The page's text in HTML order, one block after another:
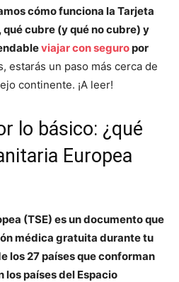
cómo funciona la Tarjeta
qué cubre (y qué no cubre) y
viajar con seguropor
estarás un paso más cerca de
continente. ¡A leer!
lo básico: ¿qué
Europea
(TSE) es un documento que
médica gratuita durante tu
los 27 países que conforman
los países del Espacio